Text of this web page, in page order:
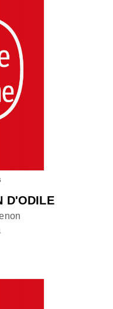
D'ODILE